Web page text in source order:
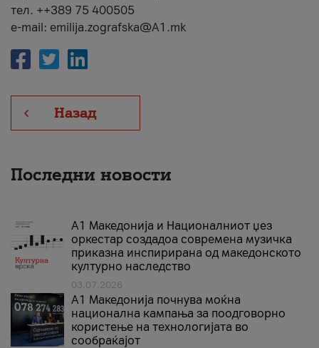
тел. ++389 75 400505
e-mail: emilija.zografska@A1.mk
Назад
Последни новости
А1 Македонија и Националниот џез
оркестар создадоа современа музичка
приказна инспирирана од македонското
културно наследство
03.07.2026
A1 Македонија почнува моќна
национална кампања за поодговорно
користење на технологијата во
сообраќајот